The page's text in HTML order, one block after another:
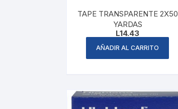
TAPE TRANSPARENTE 2X50
YARDAS
L14.43
AÑADIR AL CARRITO